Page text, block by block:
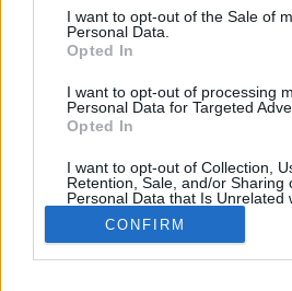
consent section.
I want to opt-out of the Sale of
Personal Data.
Opted In
I want to opt-out of processing
Personal Data for Targeted
Opted In
I want to opt-out of Collection,
Retention, Sale, and/or Sharing
Personal Data that Is Unrelated
Purposes for which it was
Opted Out
CONFIRM